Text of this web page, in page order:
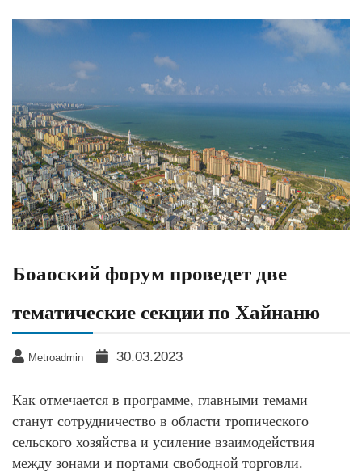
Боаоский форум проведет две
тематические секции по Хайнаню
Metroadmin 30.03.2023
Как отмечается в программе, главными темами
станут сотрудничество в области тропического
сельского хозяйства и усиление взаимодействия
между зонами и портами свободной торговли.